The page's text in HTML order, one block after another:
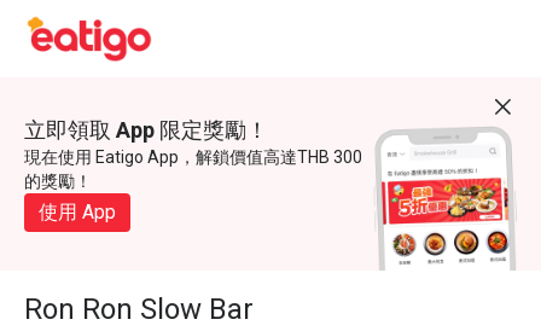
立即領取 App 限定獎勵！
現在使用 Eatigo App，解鎖價值高達THB 300
的獎勵！
使用 App
Ron Ron Slow Bar